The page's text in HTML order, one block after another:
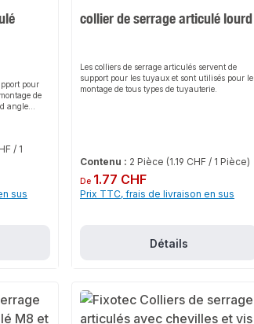
pour
de
angle
un
le collier
et ne
en acier,
avec un
les
montage
/ 1
sus
collier de serrage articulé lourd
Les colliers de serrage articulés servent de
support pour les tuyaux et sont utilisés pour le
montage de tous types de tuyauterie.
Contenu : 2 Pièce (1.19 CHF / 1 Pièce)
Prix régulier :
De 1.77 CHF
Prix TTC, frais de livraison en sus
Détails